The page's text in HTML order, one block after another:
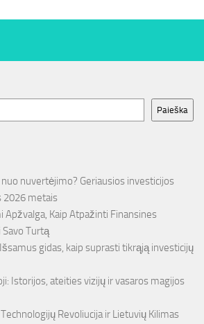
Paieška
nuvertėjimo? Geriausios investicijos
2026 metais
Apžvalga, Kaip Atpažinti Finansines
Turtą
gidas, kaip suprasti tikrąją investicijų
Istorijos, ateities vizijų ir vasaros magijos
Revoliucija ir Lietuvių Kilimas